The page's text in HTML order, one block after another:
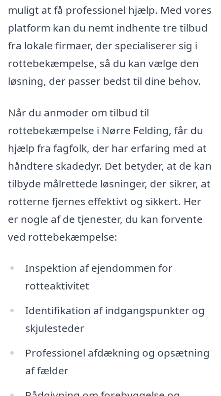
muligt at få professionel hjælp. Med vores
platform kan du nemt indhente tre tilbud
fra lokale firmaer, der specialiserer sig i
rottebekæmpelse, så du kan vælge den
løsning, der passer bedst til dine behov.
Når du anmoder om tilbud til
rottebekæmpelse i Nørre Felding, får du
hjælp fra fagfolk, der har erfaring med at
håndtere skadedyr. Det betyder, at de kan
tilbyde målrettede løsninger, der sikrer, at
rotterne fjernes effektivt og sikkert. Her
er nogle af de tjenester, du kan forvente
ved rottebekæmpelse:
Inspektion af ejendommen for
rotteaktivitet
Identifikation af indgangspunkter og
skjulesteder
Professionel afdækning og opsætning
af fælder